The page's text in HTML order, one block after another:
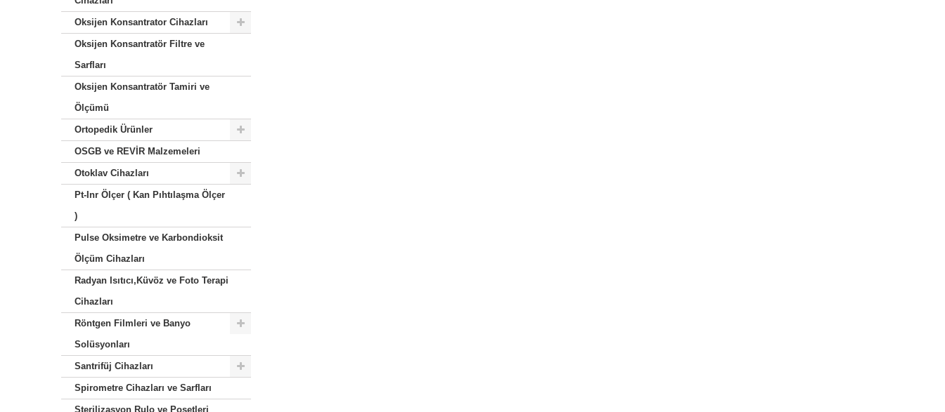
Oksijen Konsantrator Cihazları
Oksijen Konsantratör Filtre ve
Sarfları
Oksijen Konsantratör Tamiri ve
Ölçümü
Ortopedik Ürünler
OSGB ve REVİR Malzemeleri
Otoklav Cihazları
Pt-Inr Ölçer ( Kan Pıhtılaşma Ölçer
)
Pulse Oksimetre ve Karbondioksit
Ölçüm Cihazları
Radyan Isıtıcı,Küvöz ve Foto Terapi
Cihazları
Röntgen Filmleri ve Banyo
Solüsyonları
Santrifüj Cihazları
Spirometre Cihazları ve Sarfları
Sterilizasyon Rulo ve Poşetleri